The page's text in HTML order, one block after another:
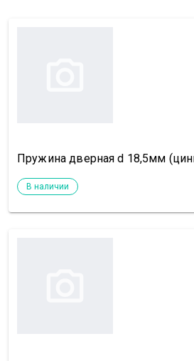
Пружина дверная d 18,5мм
В наличии